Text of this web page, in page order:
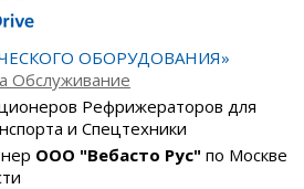
ОБОРУДОВАНИЯ»
Обслуживание
Рефрижераторов для
и Спецтехники
ООО "Вебасто Рус" по Москве